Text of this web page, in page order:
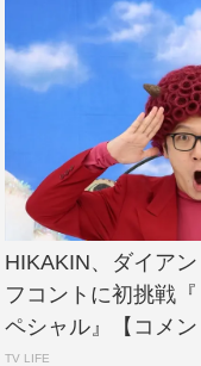
HIKAKIN、ダイア
フコントに初挑戦
ペシャル』【コメ
TV LIFE